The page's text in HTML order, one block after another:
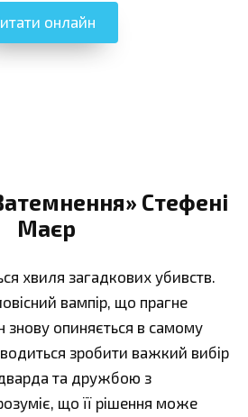
онлайн
Стефені
Маєр
хвиля загадкових убивств.
вампір, що прагне
знову опиняється в самому
зробити важкий вибір
та дружбою з
що її рішення може